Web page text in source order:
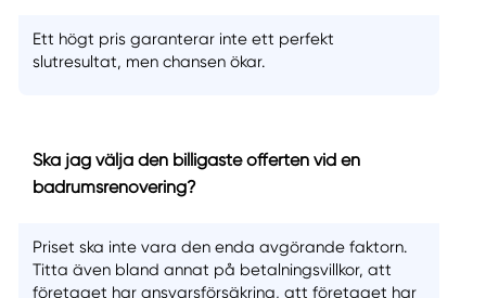
Ett högt pris garanterar inte ett perfekt
slutresultat, men chansen ökar.
Ska jag välja den billigaste offerten vid en
badrumsrenovering?
Priset ska inte vara den enda avgörande faktorn.
Titta även bland annat på betalningsvillkor, att
företaget har ansvarsförsäkring, att företaget har